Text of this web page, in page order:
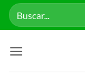
Saltar
Buscar
por: